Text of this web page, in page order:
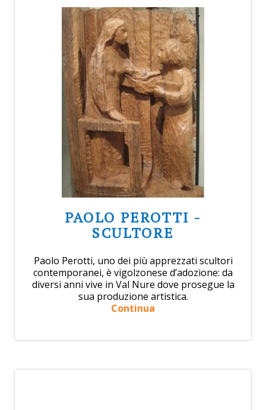
PAOLO PEROTTI -
SCULTORE
Paolo Perotti, uno dei più apprezzati scultori
contemporanei, è vigolzonese d’adozione: da
diversi anni vive in Val Nure dove prosegue la
sua produzione artistica.
Continua